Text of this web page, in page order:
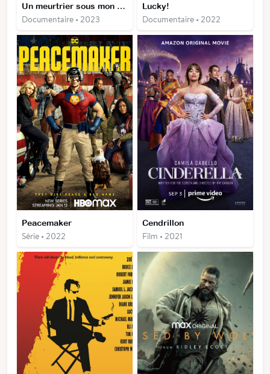
Un meurtrier sous mon toit : La voix du mal
Documentaire • 2023
Lucky!
Documentaire • 2022
Peacemaker
Série • 2022
Cendrillon
Film • 2021